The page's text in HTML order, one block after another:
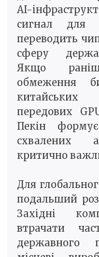
AI-
сигнал
переводить
сферу
Якщо
обмеження
передових
Пекін
схвалених
критично
Для
подальший
Західні
втрачати
державного